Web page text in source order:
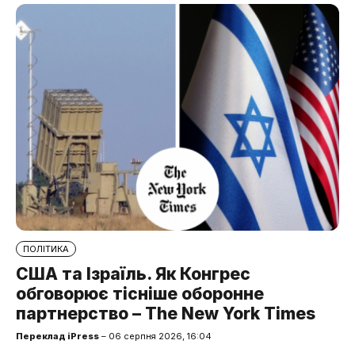
ПОЛІТИКА
США та Ізраїль. Як Конгрес
обговорює тісніше оборонне
партнерство – The New York Times
Переклад iPress – 06 серпня 2026, 16:04